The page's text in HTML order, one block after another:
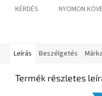
KÉRDÉS NYOMON
Leírás Beszélgetés Márka
Termék részletes